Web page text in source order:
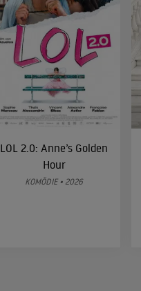
LOL 2.0: Anne’s Golden
Hour
KOMÖDIE • 2026